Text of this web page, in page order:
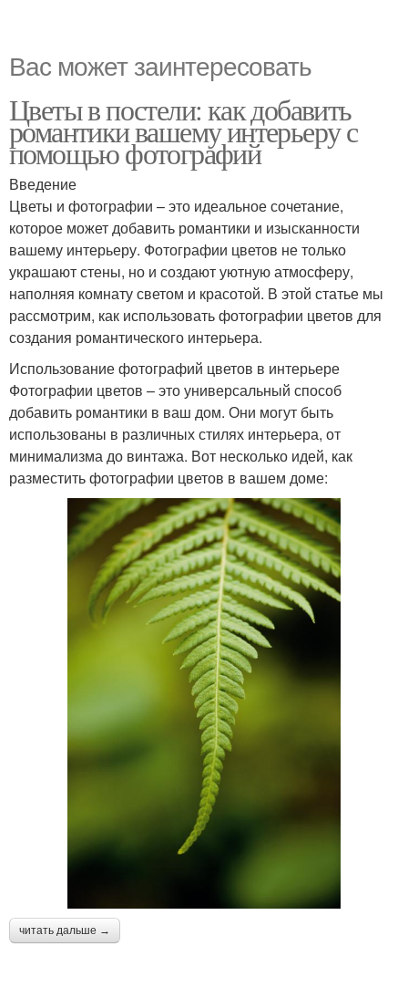
Вас может заинтересовать
Цветы в постели: как добавить
романтики вашему интерьеру с
помощью фотографий
Введение
Цветы и фотографии – это идеальное сочетание,
которое может добавить романтики и изысканности
вашему интерьеру. Фотографии цветов не только
украшают стены, но и создают уютную атмосферу,
наполняя комнату светом и красотой. В этой статье мы
рассмотрим, как использовать фотографии цветов для
создания романтического интерьера.
Использование фотографий цветов в интерьере
Фотографии цветов – это универсальный способ
добавить романтики в ваш дом. Они могут быть
использованы в различных стилях интерьера, от
минимализма до винтажа. Вот несколько идей, как
разместить фотографии цветов в вашем доме:
читать дальше →